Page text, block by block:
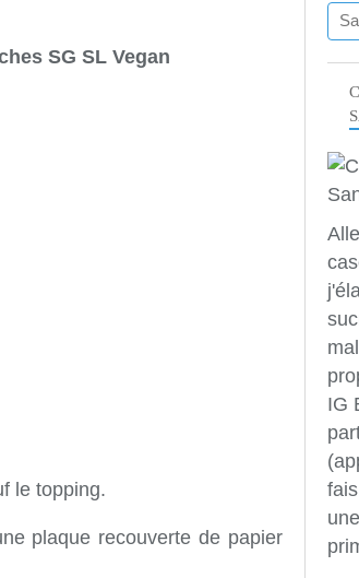
SG SL Vegan
le topping.
plaque recouverte de papier
IG